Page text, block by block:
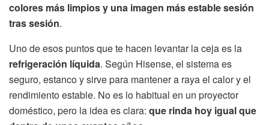
colores más limpios y una imagen más estable sesión
tras sesión.
Uno de esos puntos que te hacen levantar la ceja es la
refrigeración líquida. Según Hisense, el sistema es
seguro, estanco y sirve para mantener a raya el calor y el
rendimiento estable. No es lo habitual en un proyector
doméstico, pero la idea es clara: que rinda hoy igual que